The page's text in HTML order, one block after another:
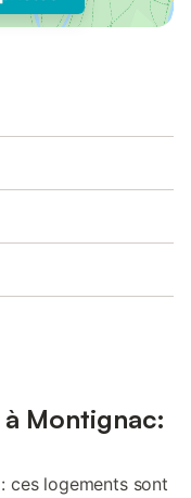
Montignac:
ces logements sont